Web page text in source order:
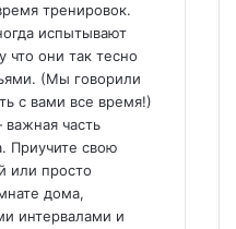
тренировок.
испытывают
что они так тесно
(Мы говорили
с вами все время!)
часть
Приучите свою
или просто
дома,
интервалами и